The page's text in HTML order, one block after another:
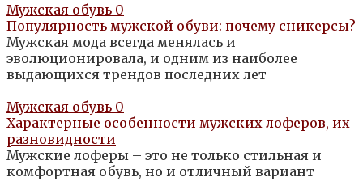
Мужская обувь 0
Популярность мужской обуви: почему сникерсы?
Мужская мода всегда менялась и
эволюционировала, и одним из наиболее
выдающихся трендов последних лет
Мужская обувь 0
Характерные особенности мужских лоферов, их
разновидности
Мужские лоферы – это не только стильная и
комфортная обувь, но и отличный вариант